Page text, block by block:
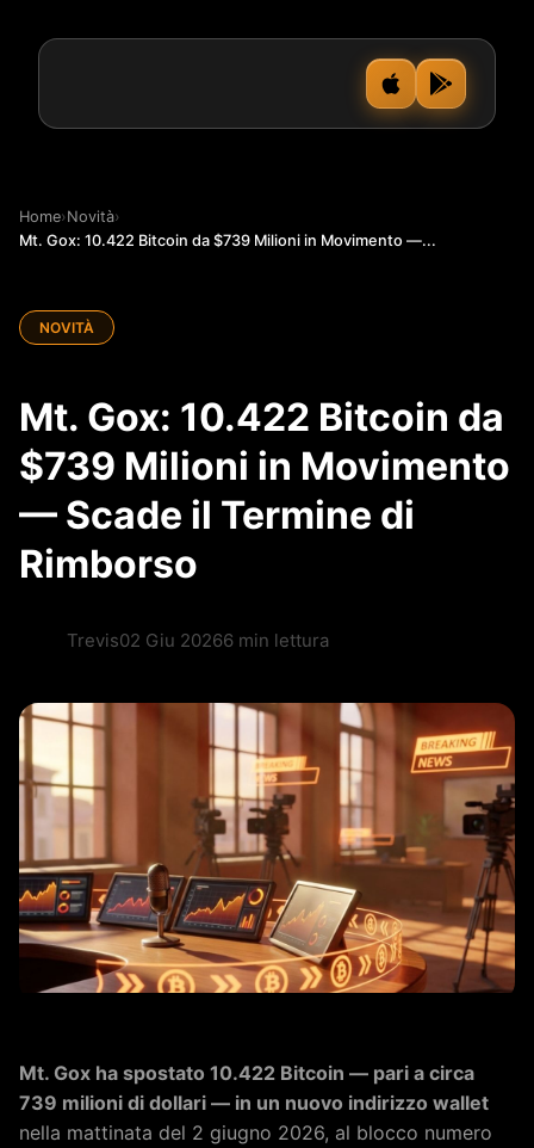
Home›Novità›
Mt. Gox: 10.422 Bitcoin da $739 Milioni in Movimento —...
NOVITÀ
Mt. Gox: 10.422 Bitcoin da
$739 Milioni in Movimento
— Scade il Termine di
Rimborso
Trevis02 Giu 20266 min lettura
Mt. Gox ha spostato 10.422 Bitcoin — pari a circa
739 milioni di dollari — in un nuovo indirizzo wallet
nella mattinata del 2 giugno 2026, al blocco numero